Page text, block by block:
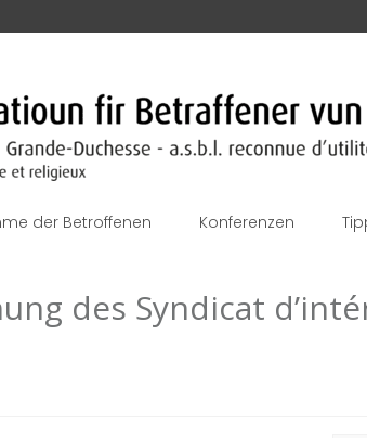
der Betroffenen Konferenzen
des Syndicat